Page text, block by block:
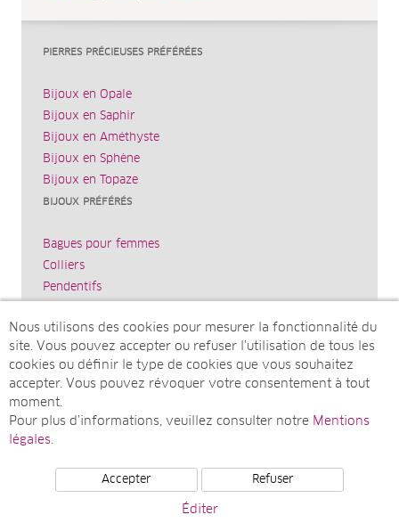
PIERRES PRÉCIEUSES PRÉFÉRÉES
Bijoux en Opale
Bijoux en Saphir
Bijoux en Améthyste
Bijoux en Sphène
Bijoux en Topaze
BIJOUX PRÉFÉRÉS
Bagues pour femmes
Colliers
Pendentifs
Boucles d’oreilles
JUWELO
Mentions légales
courrier@juwelo.fr
Partenariat bijoux
© Juwelo TV Deutschland GmbH (une société de elumeo
Nous utilisons des cookies pour mesurer la fonctionnalité du
site. Vous pouvez accepter ou refuser l’utilisation de tous les
cookies ou définir le type de cookies que vous souhaitez
accepter. Vous pouvez révoquer votre consentement à tout
moment.
Pour plus d’informations, veuillez consulter notre Mentions
légales.
Accepter Refuser
Éditer